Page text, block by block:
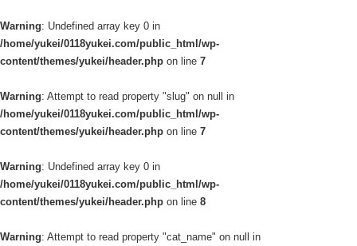
Warning: Undefined array key 0 in
/home/yukei/0118yukei.com/public_html/wp-
content/themes/yukei/header.php on line 7
Warning: Attempt to read property "slug" on null in
/home/yukei/0118yukei.com/public_html/wp-
content/themes/yukei/header.php on line 7
Warning: Undefined array key 0 in
/home/yukei/0118yukei.com/public_html/wp-
content/themes/yukei/header.php on line 8
Warning: Attempt to read property "cat_name" on null in